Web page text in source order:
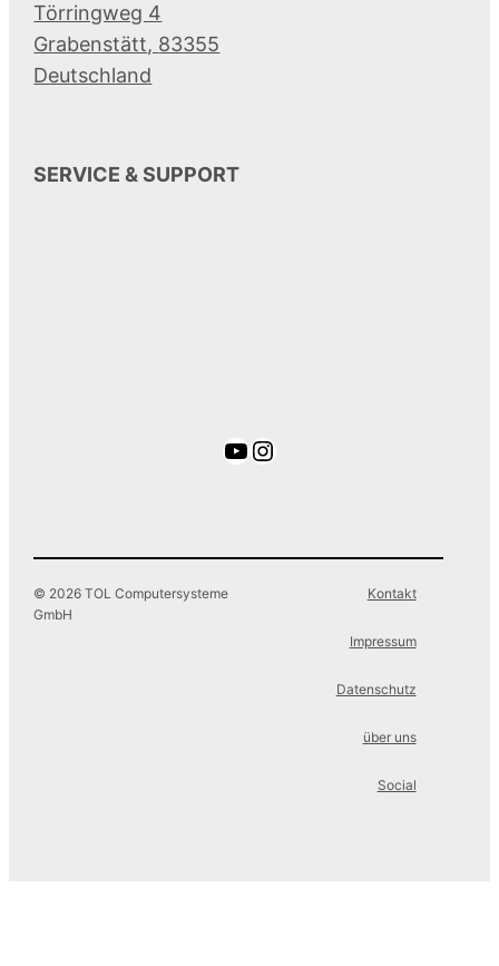
Törringweg 4
Grabenstätt, 83355
Deutschland
SERVICE & SUPPORT
YouTube
Instagram
© 2026 TOL Computersysteme
GmbH
Kontakt
Impressum
Datenschutz
über uns
Social